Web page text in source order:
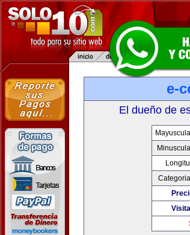
e-
El dueño de